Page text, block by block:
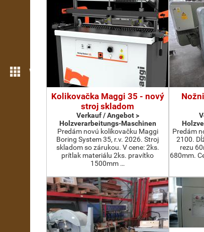
Weitere Funktionen
Kolikovačka Maggi 35 - nový
stroj skladom
Verkauf / Angebot >
Holzverarbeitungs-Maschinen
Predám novú kolíkovačku Maggi
Boring System 35, r.v. 2026. Stroj
skladom so zárukou. V cene: 2ks.
prítlak materiálu 2ks. pravítko
1500mm …
Predám
2100.
rezu
680mm.